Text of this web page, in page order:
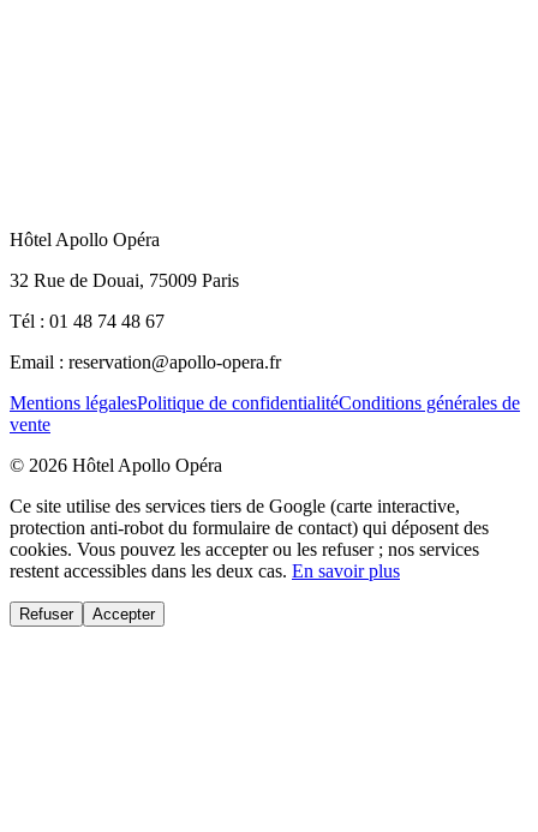
Hôtel Apollo Opéra
32 Rue de Douai, 75009 Paris
Tél : 01 48 74 48 67
Email : reservation@apollo-opera.fr
Mentions légalesPolitique de confidentialitéConditions générales de
vente
© 2026 Hôtel Apollo Opéra
Ce site utilise des services tiers de Google (carte interactive,
protection anti-robot du formulaire de contact) qui déposent des
cookies. Vous pouvez les accepter ou les refuser ; nos services
restent accessibles dans les deux cas. En savoir plus
Refuser Accepter